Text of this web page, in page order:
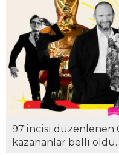
97'incisi düzenlenen
kazananlar belli